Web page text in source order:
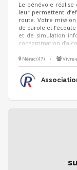
Le bénévole réalise
leur permettent
route. Votre
de parole et
et de simulation
consommation
Nérac (47) • Vivre